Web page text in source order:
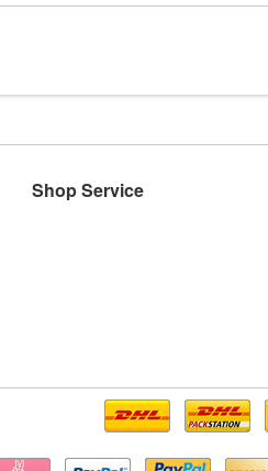
Shop Service